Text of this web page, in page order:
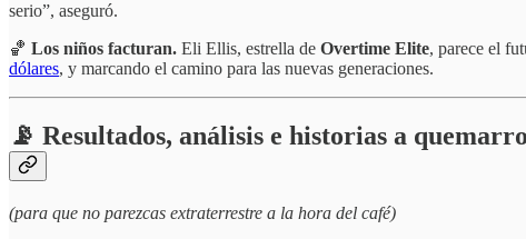
serio”, aseguró.
🏀 Los niños facturan. Eli Ellis, estrella de Overtime Elite, parece el
dólares, y marcando el camino para las nuevas generaciones.
📡 Resultados, análisis e historias a
(para que no parezcas extraterrestre a la hora del café)